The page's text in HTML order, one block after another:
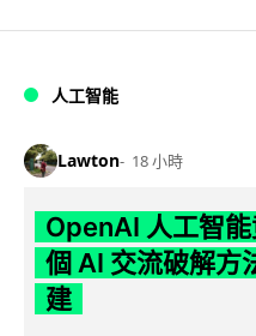
人工智能
Lawton 18 小時
OpenAI 人工智
個 AI 交流破解方
建